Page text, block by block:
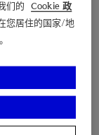
们的
Cookie 政
您居住的国家/地